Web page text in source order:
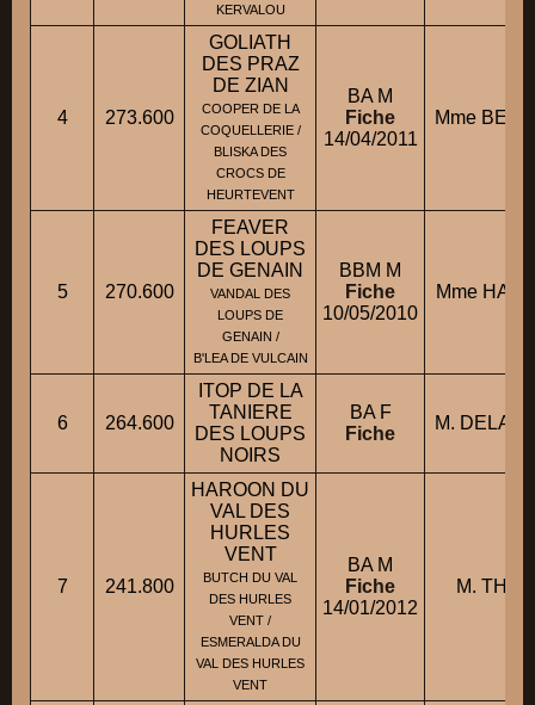
KERVALOU
4 273.600
GOLIATH
DES PRAZ
DE ZIAN
COOPER DE LA
COQUELLERIE /
BLISKA DES
CROCS DE
HEURTEVENT
BA M
Fiche
14/04/2011
Mme
5 270.600
FEAVER
DES LOUPS
DE GENAIN
VANDAL DES
LOUPS DE
GENAIN /
B'LEA DE VULCAIN
BBM M
Fiche
10/05/2010
Mme
6 264.600
ITOP DE LA
TANIERE
DES LOUPS
NOIRS
BA F
Fiche
M.
7 241.800
HAROON DU
VAL DES
HURLES
VENT
BUTCH DU VAL
DES HURLES
VENT /
ESMERALDA DU
VAL DES HURLES
VENT
BA M
Fiche
14/01/2012
M.